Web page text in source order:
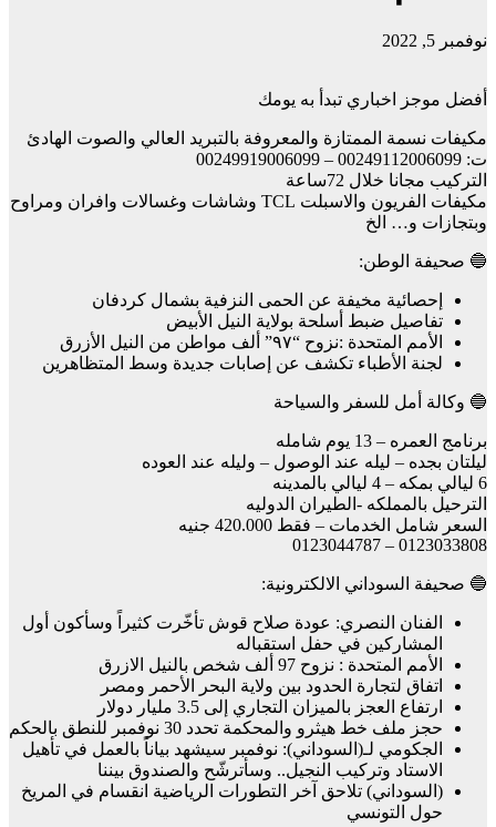
نوفمبر 5, 2022
أفضل موجز اخباري تبدأ به يومك
مكيفات نسمة الممتازة والمعروفة بالتبريد العالي والصوت الهادئ
ت: 00249112006099 – 00249919006099
التركيب مجانا خلال 72ساعة
مكيفات الفريون والاسبلت TCL وشاشات وغسالات وافران ومراوح
وبتجازات و… الخ
🔵 صحيفة الوطن:
إحصائية مخيفة عن الحمى النزفية بشمال كردفان
تفاصيل ضبط أسلحة بولاية النيل الأبيض
الأمم المتحدة :نزوح “٩٧” ألف مواطن من النيل الأزرق
لجنة الأطباء تكشف عن إصابات جديدة وسط المتظاهرين
🔵 وكالة أمل للسفر والسياحة
برنامج العمره – 13 يوم شامله
ليلتان بجده – ليله عند الوصول – وليله عند العوده
6 ليالي بمكه – 4 ليالي بالمدينه
الترحيل بالمملكه -الطيران الدوليه
السعر شامل الخدمات – فقط 420.000 جنيه
0123033808 – 0123044787
🔵 صحيفة السوداني الالكترونية:
الفنان النصري: عودة صلاح قوش تأخّرت كثيراً وسأكون أول
المشاركين في حفل استقباله
الأمم المتحدة : نزوح 97 ألف شخص بالنيل الازرق
اتفاق لتجارة الحدود بين ولاية البحر الأحمر ومصر
ارتفاع العجز بالميزان التجاري إلى 3.5 مليار دولار
حجز ملف خط هيثرو والمحكمة تحدد 30 نوفمبر للنطق بالحكم
الجكومي لـ(السوداني): نوفمبر سيشهد بياناً بالعمل في تأهيل
الاستاد وتركيب النجيل.. وسأترشّح والصندوق بيننا
(السوداني) تلاحق آخر التطورات الرياضية انقسام في المريخ
حول التونسي